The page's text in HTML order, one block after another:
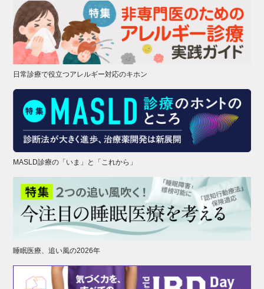
日常診療で役立つアレルギー対応のキホン
MASLD診療の「いま」と「これから」
睡眠医療、追い風の2026年